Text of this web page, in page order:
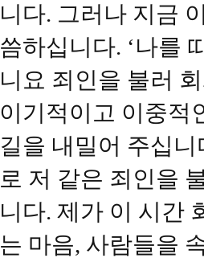
니다. 그러나 지금
씀하십니다. ‘나를
니요 죄인을 불러
이기적이고 이중적
길을 내밀어 주십
로 저 같은 죄인을
니다. 제가 이 시간
는 마음, 사람들을